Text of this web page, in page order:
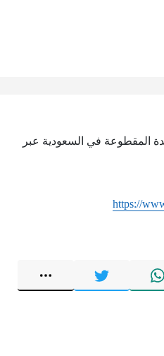
المقطوعة في السعودية عبر
https://